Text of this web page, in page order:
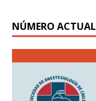
NÚMERO ACTUAL